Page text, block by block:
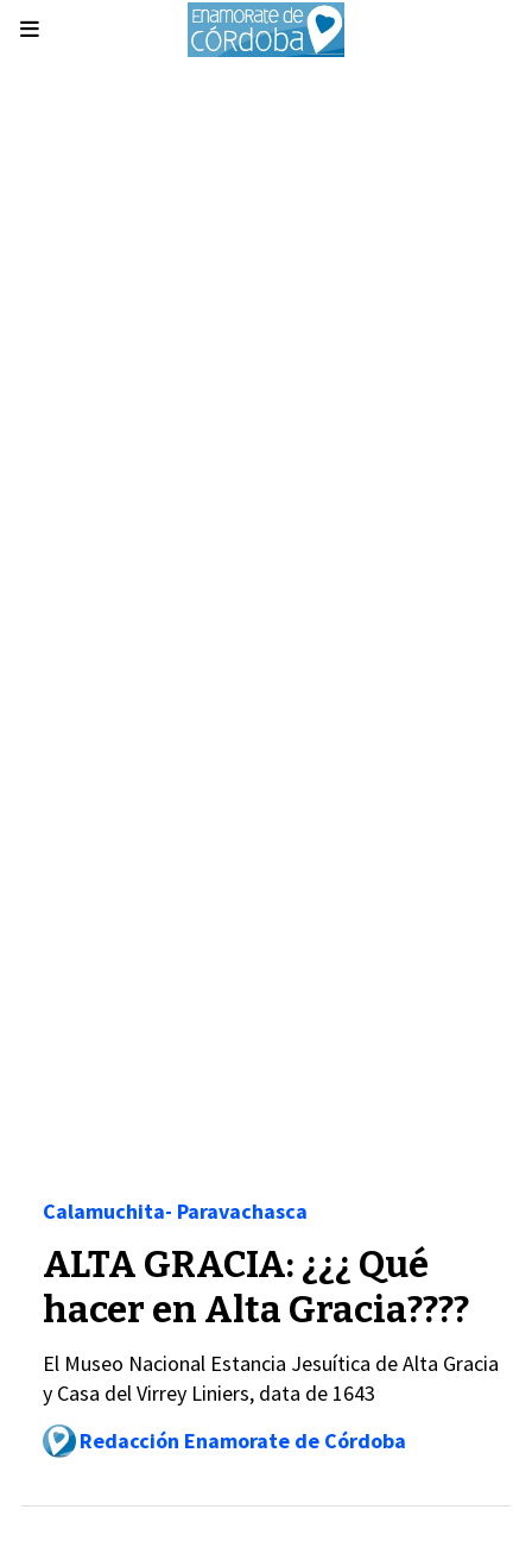
ALTA GRACIA: ¿¿¿ Qué
hacer en Alta Gracia????
El Museo Nacional Estancia Jesuítica de Alta Gracia
y Casa del Virrey Liniers, data de 1643
Calamuchita- Paravachasca
Redacción Enamorate de Córdoba